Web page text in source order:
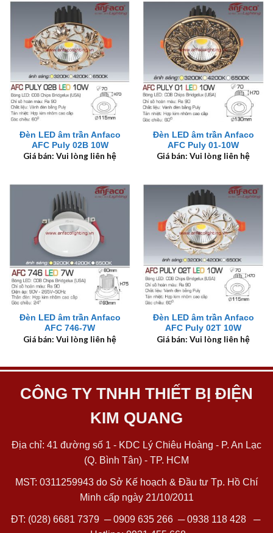
Đèn LED âm trần Anfaco
AFC Puly 02B 10W
Giá bán: Vui lòng liên hệ
Đèn LED âm trần Anfaco
AFC Puly 01-10W
Giá bán: Vui lòng liên hệ
Đèn LED âm trần Anfaco
AFC 746-7W
Giá bán: Vui lòng liên hệ
Đèn LED âm trần Anfaco
AFC Puly 02T 10W
Giá bán: Vui lòng liên hệ
CÔNG TY TNHH THIẾT BỊ ĐIỆN
KIM QUANG
Địa chỉ: 41 đường số 1 - KDC Lý Chiêu Hoàng - P. An Lạc
(Q. Bình Tân) - TP. HCM
MST: 0311259943 do Sở Kế hoạch & Đầu tư Tp. Hồ Chí
Minh cấp ngày 21/10/2011
ĐT: (028) 6681 7379 ─0909 635 266─0938 118 428─